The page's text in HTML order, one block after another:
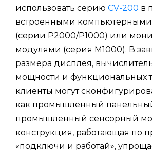
использовать серию CV-200 в
встроенными
(серии P2000/P1000) или
модулями (серия M1000). В
размера дисплея,
мощности и функциональных
клиенты могут
как промышленный
промышленный сенсорный
конструкция, работающая по
«подключи и работай»,